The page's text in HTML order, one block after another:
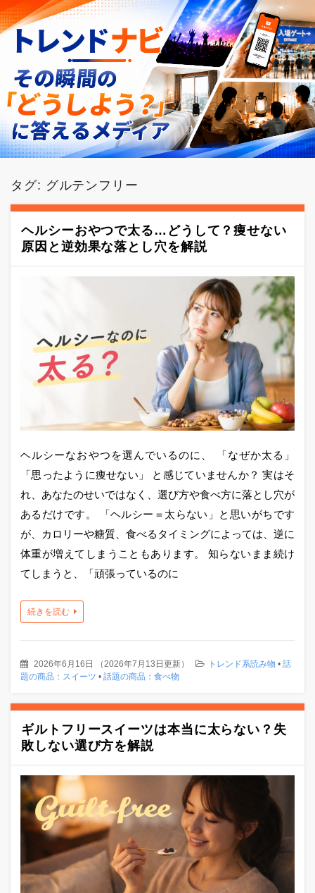
タグ: グルテンフリー
ヘルシーおやつで太る…どうして？痩せない
原因と逆効果な落とし穴を解説
ヘルシーなおやつを選んでいるのに、 「なぜか太る」
「思ったように痩せない」 と感じていませんか？ 実はそ
れ、あなたのせいではなく、選び方や食べ方に落とし穴が
あるだけです。 「ヘルシー＝太らない」と思いがちです
が、カロリーや糖質、食べるタイミングによっては、逆に
体重が増えてしまうこともあります。 知らないまま続け
てしまうと、「頑張っているのに
続きを読む
2026年6月16日 （ 2026年7月13日更新） トレンド系読み物 • 話
題の商品：スイーツ • 話題の商品：食べ物
ギルトフリースイーツは本当に太らない？失
敗しない選び方を解説